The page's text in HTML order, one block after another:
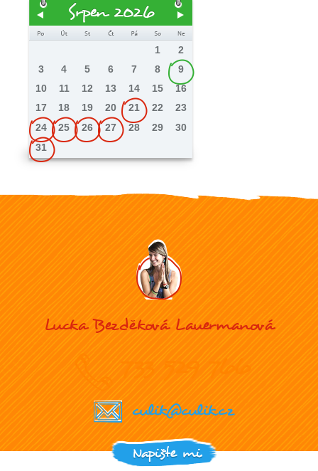
Srpen 2026
1
2
3
4 5 6 7 8
9
10
11 12 13 14 15
16
17
18 19 20 21 22
23
24
25 26 27 28 29
30
31
Lucka Bezděková Lauermanová
733 529 766
culik@culik.cz
Napište mi